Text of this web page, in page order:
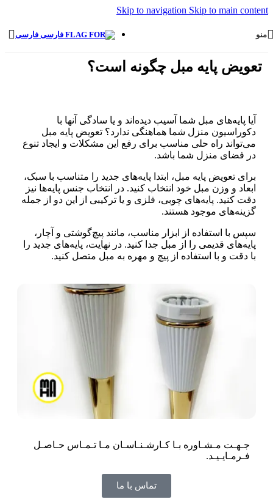
Skip to navigation Skip to main content
منو فارسی
تعویض پایه مبل چگونه است؟
آیا پایه‌های مبل شما آسیب دیده‌اند و یا سادگی آنها با
دکوراسیون منزل شما هماهنگی ندارد؟ تعویض پایه مبل
می‌تواند راه حلی مناسب برای رفع این مشکلات و ایجاد تنوع
در فضای منزل شما باشد.
برای تعویض پایه مبل، ابتدا پایه‌های جدید را متناسب با سبک،
ابعاد و وزن مبل خود انتخاب کنید. در انتخاب جنس پایه‌ها نیز
دقت کنید. پایه‌های چوبی، فلزی و یا ترکیبی از این دو از جمله
گزینه‌های موجود هستند.
سپس با استفاده از ابزار مناسب، مانند پیچ‌گوشتی و آچار،
پایه‌های قدیمی را از مبل جدا کنید. در نهایت، پایه‌های جدید را
با دقت و با استفاده از پیچ و مهره به مبل متصل کنید.
جـهـت مـشـاوره بـا کـارشـنـاسـان مـا تـمـاس حـاصـل
فـرمـایـیـد.
تماس با ما